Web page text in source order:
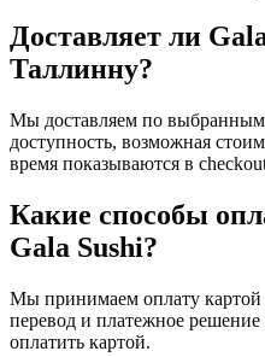
Доставляет ли
Таллинну?
Мы доставляем по
доступность, возможная
время показываются в
Какие способы
Gala Sushi?
Мы принимаем оплату картой
перевод и платежное
оплатить картой.